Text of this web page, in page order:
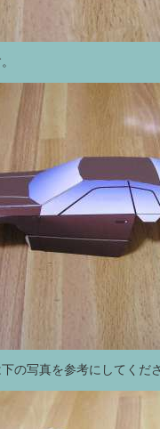
の写真を参考にしてくだ